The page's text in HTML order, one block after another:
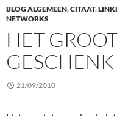
BLOG ALGEMEEN,CITAAT,
NETWORKS
HET
GESCHENK
21/09/2010